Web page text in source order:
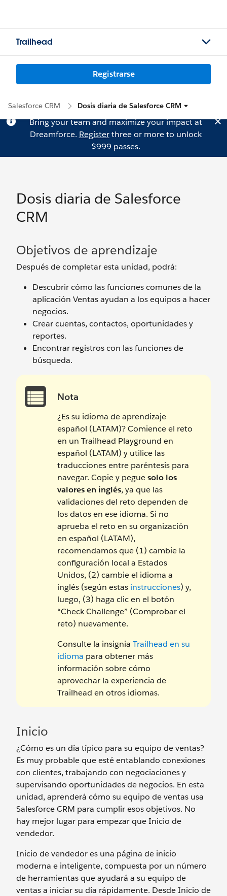
Trailhead
Registrarse
Salesforce CRM Dosis diaria de Salesforce CRM
Bring your team and maximize your impact at
Dreamforce. Registerthree or more to unlock
$999 passes.
Dosis diaria de Salesforce
CRM
Objetivos de aprendizaje
Después de completar esta unidad, podrá:
Descubrir cómo las funciones comunes de la
aplicación Ventas ayudan a los equipos a hacer
negocios.
Crear cuentas, contactos, oportunidades y
reportes.
Encontrar registros con las funciones de
búsqueda.
Nota
¿Es su idioma de aprendizaje
español (LATAM)? Comience el reto
en un Trailhead Playground en
español (LATAM) y utilice las
traducciones entre paréntesis para
navegar. Copie y peguesolo los
valores en inglés, ya que las
validaciones del reto dependen de
los datos en ese idioma. Si no
aprueba el reto en su organización
en español (LATAM),
recomendamos que (1) cambie la
configuración local a Estados
Unidos, (2) cambie el idioma a
inglés (según estas instrucciones) y,
luego, (3) haga clic en el botón
“Check Challenge” (Comprobar el
reto) nuevamente.
Consulte la insignia Trailhead en su
idioma para obtener más
información sobre cómo
aprovechar la experiencia de
Trailhead en otros idiomas.
Inicio
¿Cómo es un día típico para su equipo de ventas?
Es muy probable que esté entablando conexiones
con clientes, trabajando con negociaciones y
supervisando oportunidades de negocios. En esta
unidad, aprenderá cómo su equipo de ventas usa
Salesforce CRM para cumplir esos objetivos. No
hay mejor lugar para empezar que Inicio de
vendedor.
Inicio de vendedor es una página de inicio
moderna e inteligente, compuesta por un número
de herramientas que ayudará a su equipo de
ventas a iniciar su día rápidamente. Desde Inicio de